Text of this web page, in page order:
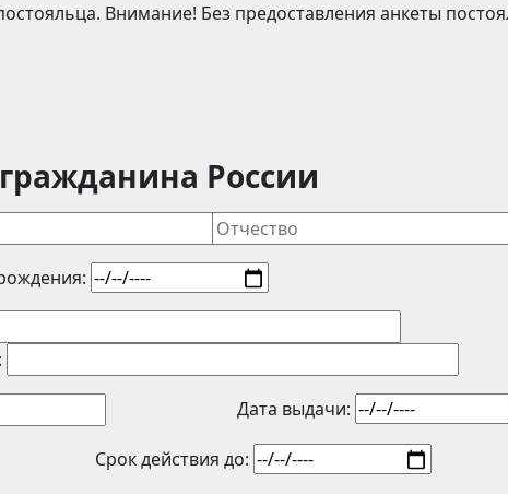
Внимание! Без предоставления анкеты
России
Дата выдачи:
Срок действия до: